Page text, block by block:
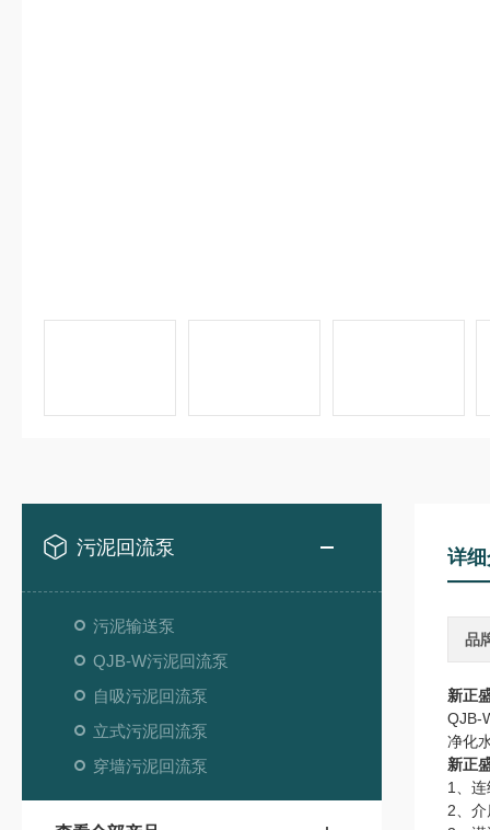
污泥回流泵
污泥输送泵
QJB-W污泥回流泵
自吸污泥回流泵
立式污泥回流泵
穿墙污泥回流泵
详
品
新正
QJB-
净化
新正
1、
2、